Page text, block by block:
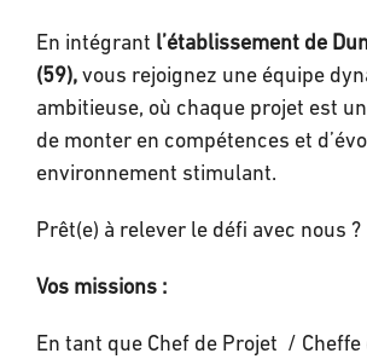
En intégrant l’établissement de
(59), vous rejoignez une équipe
ambitieuse, où chaque projet est
de monter en compétences et
environnement stimulant.
Prêt(e) à relever le défi avec nous ?
Vos missions :
En tant que Chef de Projet / Cheffe